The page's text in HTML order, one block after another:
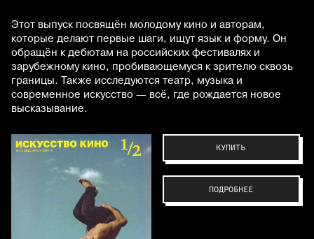
Этот выпуск посвящён молодому кино и авторам,
которые делают первые шаги, ищут язык и форму. Он
обращён к дебютам на российских фестивалях и
зарубежному кино, пробивающемуся к зрителю сквозь
границы. Также исследуются театр, музыка и
современное искусство — всё, где рождается новое
высказывание.
КУПИТЬ
ПОДРОБНЕЕ